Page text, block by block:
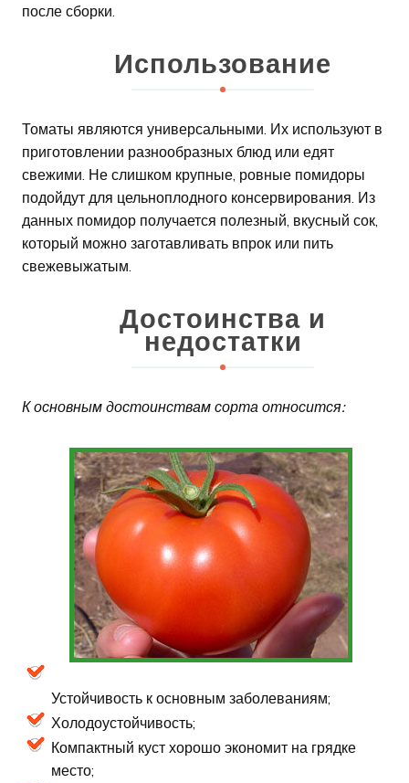
после сборки.
Использование
Томаты являются универсальными. Их используют в
приготовлении разнообразных блюд или едят
свежими. Не слишком крупные, ровные помидоры
подойдут для цельноплодного консервирования. Из
данных помидор получается полезный, вкусный сок,
который можно заготавливать впрок или пить
свежевыжатым.
Достоинства и
недостатки
К основным достоинствам сорта относится:
Устойчивость к основным заболеваниям;
Холодоустойчивость;
Компактный куст хорошо экономит на грядке
место;